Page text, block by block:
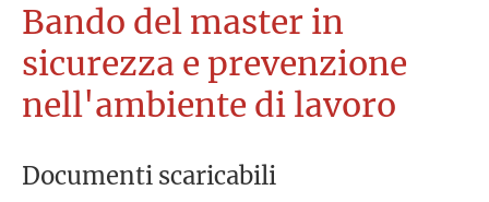
Bando del master in
sicurezza e prevenzione
nell'ambiente di lavoro
Documenti scaricabili